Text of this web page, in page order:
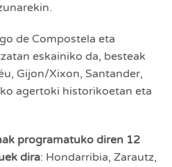
de Compostela eta
eskainiko da, besteak
Gijon/Xixon, Santander,
agertoki historikoetan eta
programatuko diren 12
dira: Hondarribia, Zarautz,